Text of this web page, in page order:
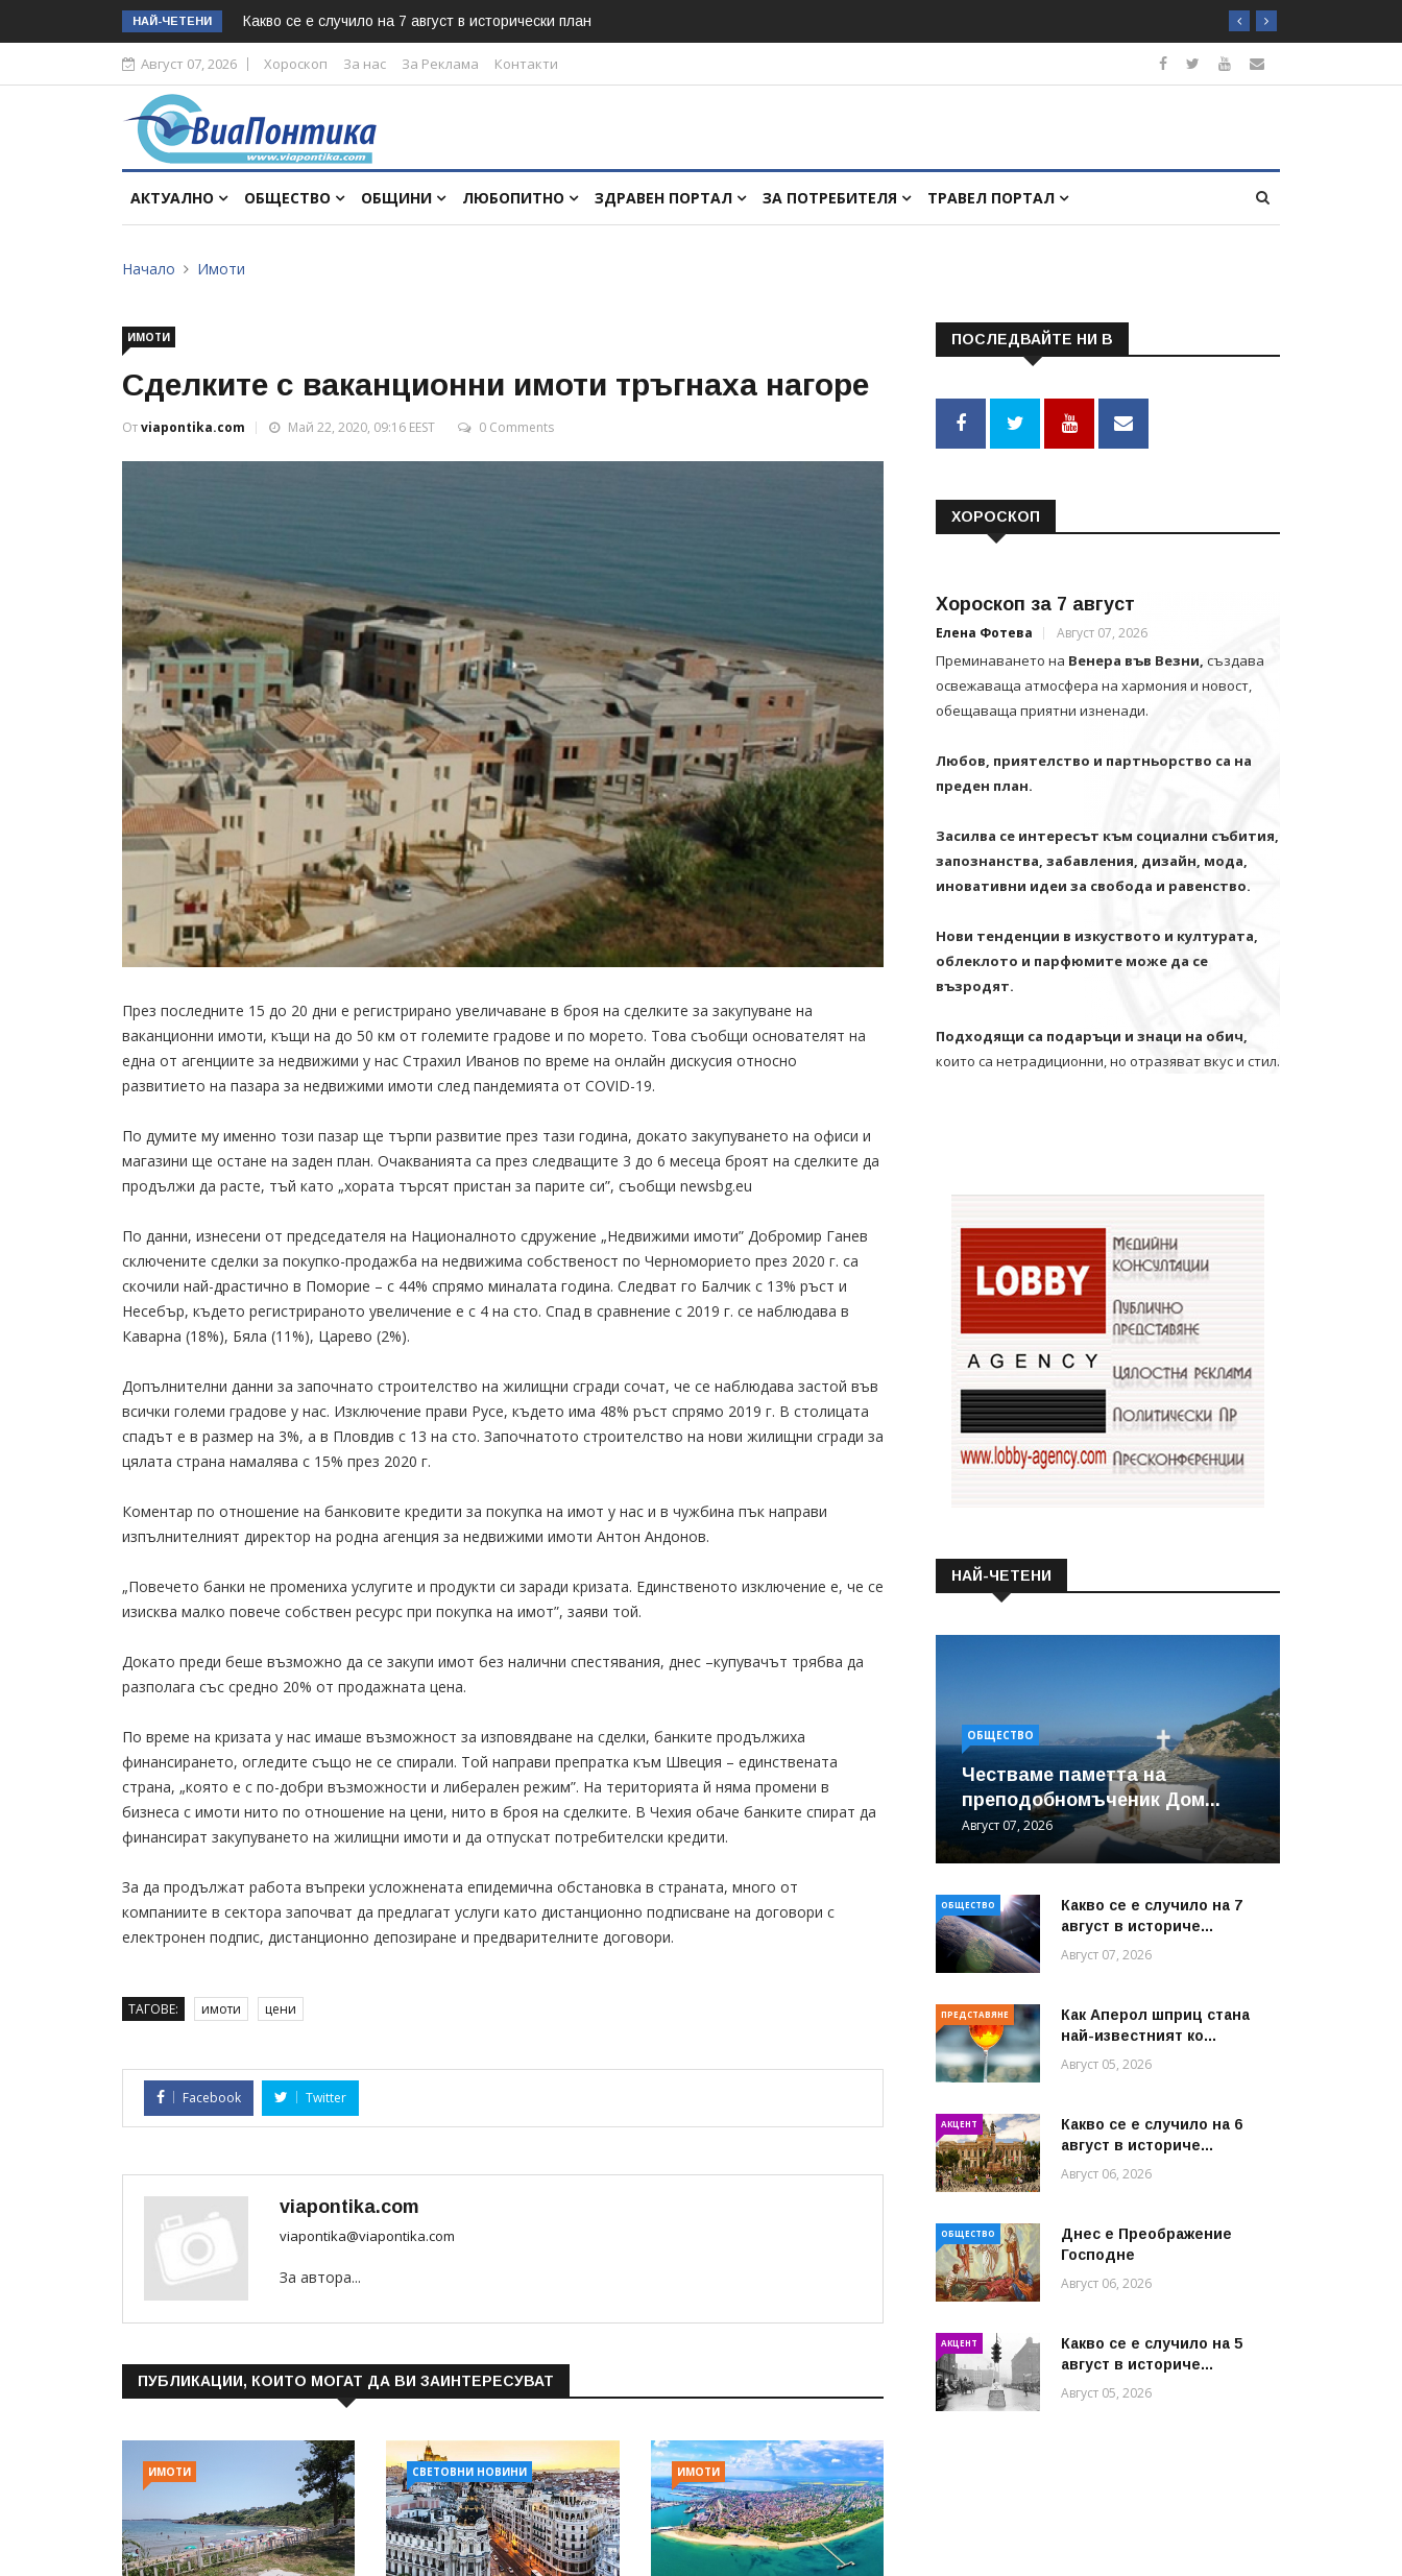
НАЙ-ЧЕТЕНИ Какво се е случило на 7 август в исторически план
Август 07, 2026 Хороскоп За нас За Реклама Контакти
АКТУАЛНО ОБЩЕСТВО ОБЩИНИ ЛЮБОПИТНО ЗДРАВЕН ПОРТАЛ ЗА ПОТРЕБИТЕЛЯ ТРАВЕЛ ПОРТАЛ
Начало Имоти
ИМОТИ
Сделките с ваканционни имоти тръгнаха нагоре
Отviapontika.com Май 22, 2020, 09:16 EEST 0 Comments
През последните 15 до 20 дни е регистрирано увеличаване в броя на сделките за закупуване на
ваканционни имоти, къщи на до 50 км от големите градове и по морето. Това съобщи основателят на
една от агенциите за недвижими у нас Страхил Иванов по време на онлайн дискусия относно
развитието на пазара за недвижими имоти след пандемията от COVID-19.
По думите му именно този пазар ще търпи развитие през тази година, докато закупуването на офиси и
магазини ще остане на заден план. Очакванията са през следващите 3 до 6 месеца броят на сделките да
продължи да расте, тъй като „хората търсят пристан за парите си”, съобщи newsbg.eu
По данни, изнесени от председателя на Националното сдружение „Недвижими имоти” Добромир Ганев
сключените сделки за покупко-продажба на недвижима собственост по Черноморието през 2020 г. са
скочили най-драстично в Поморие – с 44% спрямо миналата година. Следват го Балчик с 13% ръст и
Несебър, където регистрираното увеличение е с 4 на сто. Спад в сравнение с 2019 г. се наблюдава в
Каварна (18%), Бяла (11%), Царево (2%).
Допълнителни данни за започнато строителство на жилищни сгради сочат, че се наблюдава застой във
всички големи градове у нас. Изключение прави Русе, където има 48% ръст спрямо 2019 г. В столицата
спадът е в размер на 3%, а в Пловдив с 13 на сто. Започнатото строителство на нови жилищни сгради за
цялата страна намалява с 15% през 2020 г.
Коментар по отношение на банковите кредити за покупка на имот у нас и в чужбина пък направи
изпълнителният директор на родна агенция за недвижими имоти Антон Андонов.
„Повечето банки не промениха услугите и продукти си заради кризата. Единственото изключение е, че се
изисква малко повече собствен ресурс при покупка на имот”, заяви той.
Докато преди беше възможно да се закупи имот без налични спестявания, днес –купувачът трябва да
разполага със средно 20% от продажната цена.
По време на кризата у нас имаше възможност за изповядване на сделки, банките продължиха
финансирането, огледите също не се спирали. Той направи препратка към Швеция – единствената
страна, „която е с по-добри възможности и либерален режим”. На територията й няма промени в
бизнеса с имоти нито по отношение на цени, нито в броя на сделките. В Чехия обаче банките спират да
финансират закупуването на жилищни имоти и да отпускат потребителски кредити.
За да продължат работа въпреки усложнената епидемична обстановка в страната, много от
компаниите в сектора започват да предлагат услуги като дистанционно подписване на договори с
електронен подпис, дистанционно депозиране и предварителните договори.
ТАГОВЕ: имоти цени
Facebook Twitter
viapontika.com
viapontika@viapontika.com
За автора...
ПУБЛИКАЦИИ, КОИТО МОГАТ ДА ВИ ЗАИНТЕРЕСУВАТ
ИМОТИ СВЕТОВНИ НОВИНИ ИМОТИ
ПОСЛЕДВАЙТЕ НИ В
ХОРОСКОП
Хороскоп за 7 август
Елена Фотева Август 07, 2026
Преминаването на Венера във Везни, създава
освежаваща атмосфера на хармония и новост,
обещаваща приятни изненади.
Любов, приятелство и партньорство са на
преден план.
Засилва се интересът към социални събития,
запознанства, забавления, дизайн, мода,
иновативни идеи за свобода и равенство.
Нови тенденции в изкуството и културата,
облеклото и парфюмите може да се
възродят.
Подходящи са подаръци и знаци на обич,
които са нетрадиционни, но отразяват вкус и стил.
НАЙ-ЧЕТЕНИ
ОБЩЕСТВО
Честваме паметта на
преподобномъченик Дом...
Август 07, 2026
ОБЩЕСТВО
Какво се е случило на 7
август в историче...
Август 07, 2026
ПРЕДСТАВЯНЕ
Как Аперол шприц стана
най-известният ко...
Август 05, 2026
АКЦЕНТ
Какво се е случило на 6
август в историче...
Август 06, 2026
ОБЩЕСТВО
Днес е Преображение
Господне
Август 06, 2026
АКЦЕНТ
Какво се е случило на 5
август в историче...
Август 05, 2026